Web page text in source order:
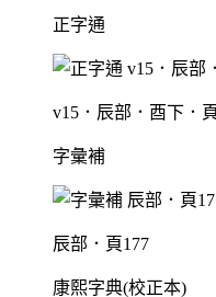
正字通
v15．辰部．酉下．
字彙補
辰部．頁177
康熙字典(校正本)